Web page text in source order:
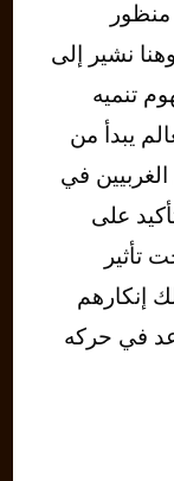
نشير إلى
تنميه
يبدأ من
الغربيين في
على
تأثير
إنكارهم
في حركه